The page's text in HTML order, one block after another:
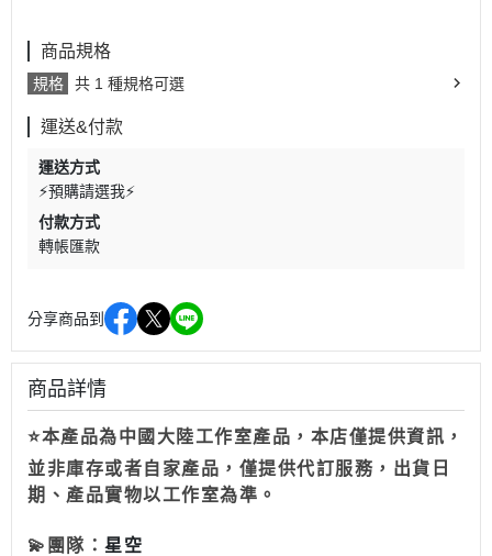
商品規格
規格 共 1 種規格可選
運送&付款
運送方式
⚡預購請選我⚡
付款方式
轉帳匯款
分享商品到
商品詳情
⭐本產品為中國大陸工作室產品，本店僅提供資訊，
並非庫存或者自家產品，僅提供代訂服務，出貨日
期、產品實物以工作室為準。
💫 團隊： 星空